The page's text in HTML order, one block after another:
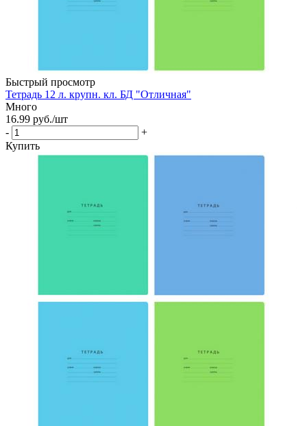
Быстрый просмотр
Тетрадь 12 л. крупн. кл. БД "Отличная"
Много
16.99 руб./шт
-
+
Купить